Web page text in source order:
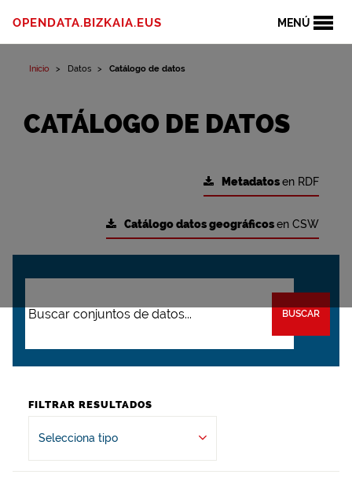
MENÚ
OPENDATA.BIZKAIA.EUS
Inicio Datos Catálogo de datos
CATÁLOGO DE DATOS
Metadatosen RDF
Catálogo datos geográficosen CSW
BUSCAR
FILTRAR RESULTADOS
Selecciona tipo